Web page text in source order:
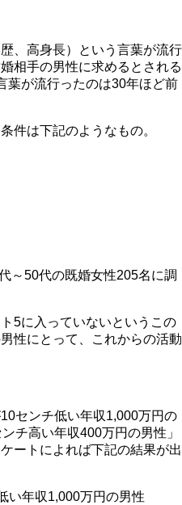
、高身長）という言葉が流行
相手の男性に求めるとされる
葉が流行ったのは30年ほど前
件は下記のようなもの。
～50代の既婚女性205名に調
5に入っていないというこの
性にとって、これからの活動
センチ低い年収1,000万円の
チ高い年収400万円の男性」
ートによれば下記の結果が出
い年収1,000万円の男性